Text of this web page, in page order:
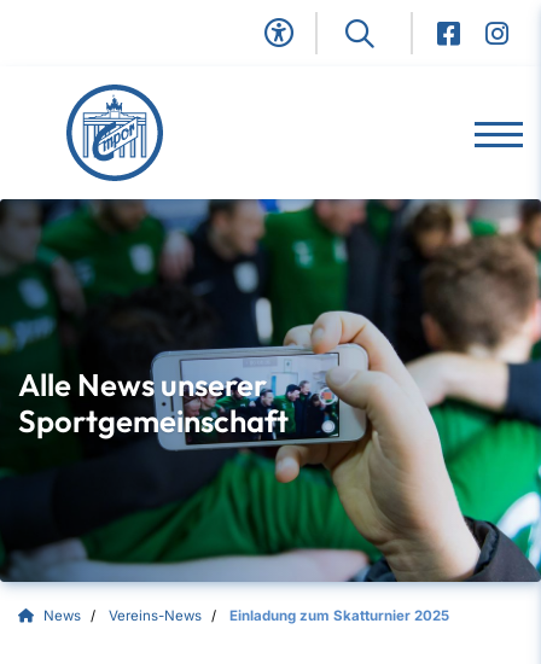
Alle News unserer
Sportgemeinschaft
News Vereins-News Einladung zum Skatturnier 2025